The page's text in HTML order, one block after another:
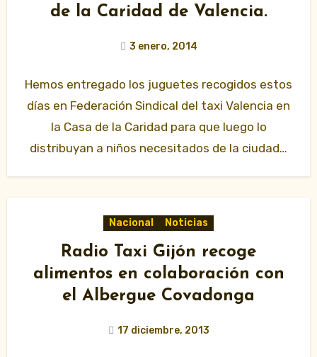
de la Caridad de Valencia.
3 enero, 2014
Hemos entregado los juguetes recogidos estos
días en Federación Sindical del taxi Valencia en
la Casa de la Caridad para que luego lo
distribuyan a niños necesitados de la ciudad…
Nacional Noticias
Radio Taxi Gijón recoge
alimentos en colaboración con
el Albergue Covadonga
17 diciembre, 2013